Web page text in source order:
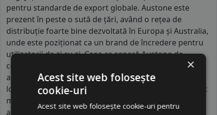
pentru standarde de export globale. Austone este
prezent în peste o sută de țări, având o rețea de
distribuție foarte bine dezvoltată în Europa și Australia,
unde este poziționat ca un brand de încredere pentru
utilizatorii de zi cu zi. Ceea ce separă Austone de
concurenții săi este focusul pe tehnologia de evacuare
a apei; profilurile lor sunt proiectate cu șanțuri
longitudinale extra-largi care previn acvaplanarea mult
mai eficient decât alte anvelope din clasa sa. De
asemenea, Austone se diferențiază prin rigiditatea
×
Acest site web folosește
cookie-uri
Acest site web folosește cookie-uri pentru